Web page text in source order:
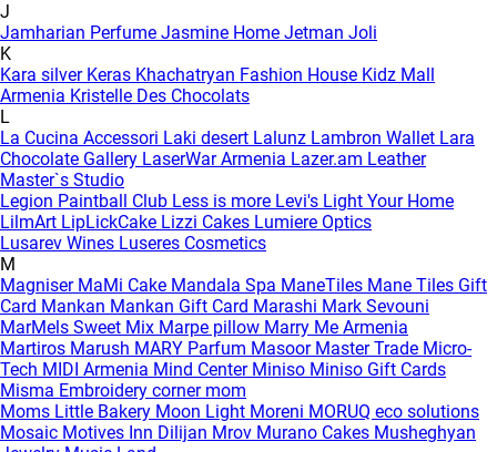
J
Jamharian Perfume Jasmine Home Jetman Joli
K
Kara silver Keras Khachatryan Fashion House Kidz Mall
Armenia Kristelle Des Chocolats
L
La Cucina Accessori Laki desert Lalunz Lambron Wallet Lara
Chocolate Gallery LaserWar Armenia Lazer.am Leather
Master`s Studio
Legion Paintball Club Less is more Levi's Light Your Home
LilmArt LipLickCake Lizzi Cakes Lumiere Optics
Lusarev Wines Luseres Cosmetics
M
Magniser MaMi Cake Mandala Spa ManeTiles Mane Tiles Gift
Card Mankan Mankan Gift Card Marashi Mark Sevouni
MarMels Sweet Mix Marpe pillow Marry Me Armenia
Martiros Marush MARY Parfum Masoor Master Trade Micro-
Tech MIDI Armenia Mind Center Miniso Miniso Gift Cards
Misma Embroidery corner mom
Moms Little Bakery Moon Light Moreni MORUQ eco solutions
Mosaic Motives Inn Dilijan Mrov Murano Cakes Musheghyan